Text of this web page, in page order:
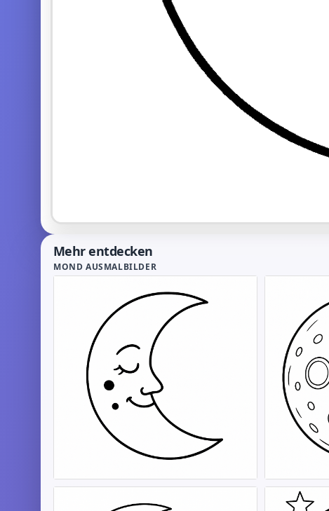
Mehr entdecken
MOND AUSMALBILDER